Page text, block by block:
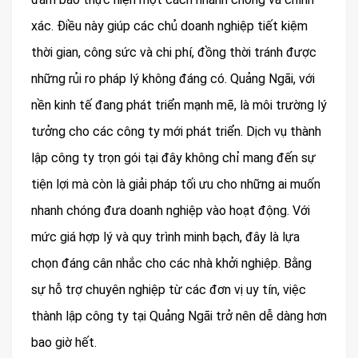
xác. Điều này giúp các chủ doanh nghiệp tiết kiệm
thời gian, công sức và chi phí, đồng thời tránh được
những rủi ro pháp lý không đáng có. Quảng Ngãi, với
nền kinh tế đang phát triển mạnh mẽ, là môi trường lý
tưởng cho các công ty mới phát triển. Dịch vụ thành
lập công ty trọn gói tại đây không chỉ mang đến sự
tiện lợi mà còn là giải pháp tối ưu cho những ai muốn
nhanh chóng đưa doanh nghiệp vào hoạt động. Với
mức giá hợp lý và quy trình minh bạch, đây là lựa
chọn đáng cân nhắc cho các nhà khởi nghiệp. Bằng
sự hỗ trợ chuyên nghiệp từ các đơn vị uy tín, việc
thành lập công ty tại Quảng Ngãi trở nên dễ dàng hơn
bao giờ hết.